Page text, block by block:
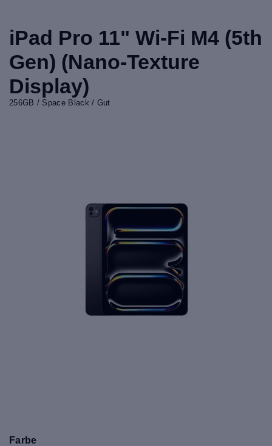
iPad Pro 11" Wi-Fi M4 (5th
Gen) (Nano-Texture
Display)
256GB / Space Black / Gut
Farbe